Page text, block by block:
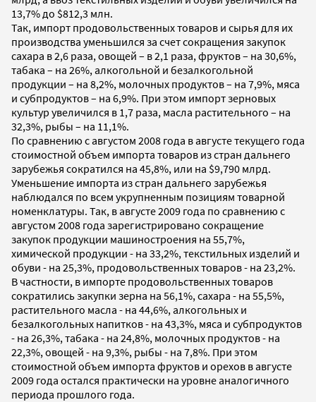
13,7% до $812,3 млн.
Так, импорт продовольственных товаров и сырья для их
производства уменьшился за счет сокращения закупок
сахара в 2,6 раза, овощей – в 2,1 раза, фруктов – на 30,6%,
табака – на 26%, алкогольной и безалкогольной
продукции – на 8,2%, молочных продуктов – на 7,9%, мяса
и субпродуктов – на 6,9%. При этом импорт зерновых
культур увеличился в 1,7 раза, масла растительного – на
32,3%, рыбы – на 11,1%.
По сравнению с августом 2008 года в августе текущего года
стоимостной объем импорта товаров из стран дальнего
зарубежья сократился на 45,8%, или на $9,790 млрд.
Уменьшение импорта из стран дальнего зарубежья
наблюдался по всем укрупненным позициям товарной
номенклатуры. Так, в августе 2009 года по сравнению с
августом 2008 года зарегистрировано сокращение
закупок продукции машиностроения на 55,7%,
химической продукции - на 33,2%, текстильных изделий и
обуви - на 25,3%, продовольственных товаров - на 23,2%.
В частности, в импорте продовольственных товаров
сократились закупки зерна на 56,1%, сахара - на 55,5%,
растительного масла - на 44,6%, алкогольных и
безалкогольных напитков - на 43,3%, мяса и субпродуктов
- на 26,3%, табака - на 24,8%, молочных продуктов - на
22,3%, овощей - на 9,3%, рыбы - на 7,8%. При этом
стоимостной объем импорта фруктов и орехов в августе
2009 года остался практически на уровне аналогичного
периода прошлого года.